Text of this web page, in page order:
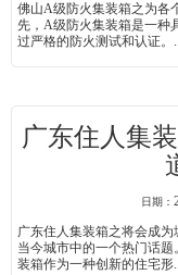
佛山A级防火集装箱之为各
先，A级防火集装箱是一种
过严格的防火测试和认证。
广东住人集
日期：
广东住人集装箱之将会成
当今城市中的一个热门话
装箱作为一种创新的住宅形